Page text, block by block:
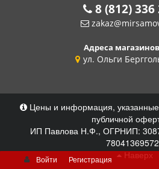
8 (812) 336
Адреса
ул. Ольги
Цены и информация, указанные
публичной
ИП Павлова Н.Ф., ОГРНИП:
Наверх
Войти
Регистрация